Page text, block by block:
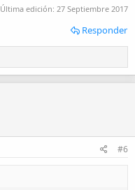
Última edición: 27 Septiembre 2017
Responder
#6